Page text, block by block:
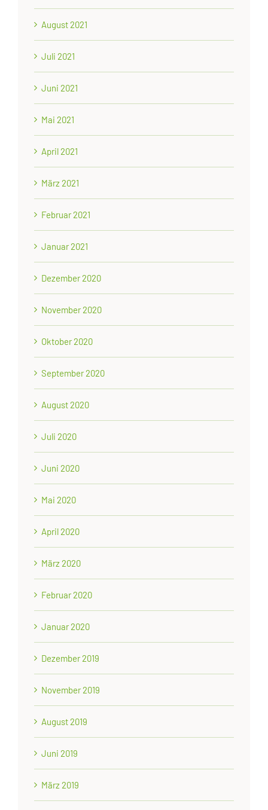
August 2021
Juli 2021
Juni 2021
Mai 2021
April 2021
März 2021
Februar 2021
Januar 2021
Dezember 2020
November 2020
Oktober 2020
September 2020
August 2020
Juli 2020
Juni 2020
Mai 2020
April 2020
März 2020
Februar 2020
Januar 2020
Dezember 2019
November 2019
August 2019
Juni 2019
März 2019